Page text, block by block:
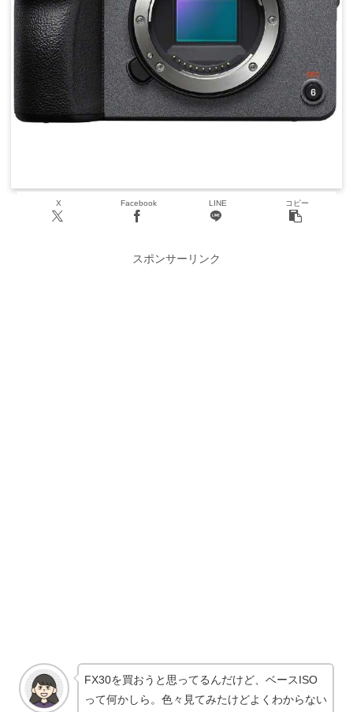
X Facebook LINE コピー
スポンサーリンク
FX30を買おうと思ってるんだけど、ベースISO
って何かしら。色々見てみたけどよくわからない